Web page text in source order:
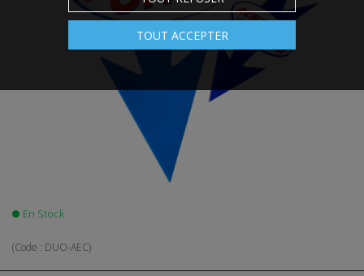
En Stock
(Code : DUO-AEC)
TOUT ACCEPTER